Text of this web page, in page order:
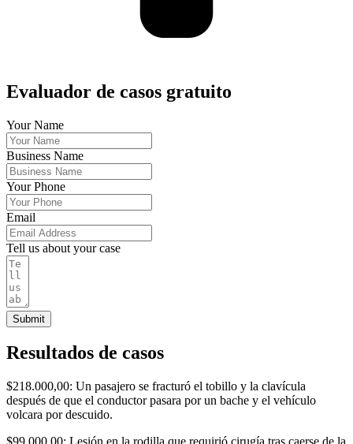
Evaluador de casos gratuito
Your Name
Business Name
Your Phone
Email
Tell us about your case
Submit
Resultados de casos
$218.000,00: Un pasajero se fracturó el tobillo y la clavícula
después de que el conductor pasara por un bache y el vehículo
volcara por descuido.